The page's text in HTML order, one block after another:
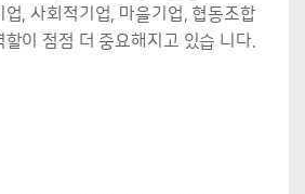
, 사회적기업, 마을기업, 협동조합
이 점점 더 중요해지고 있습 니다.